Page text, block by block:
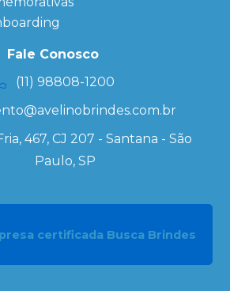
Ecobag
Personalizada
Kits
Fale Conosco
(11) 98808-1200
467, CJ 207 - Santana - São
Paulo, SP
certificada Busca Brindes